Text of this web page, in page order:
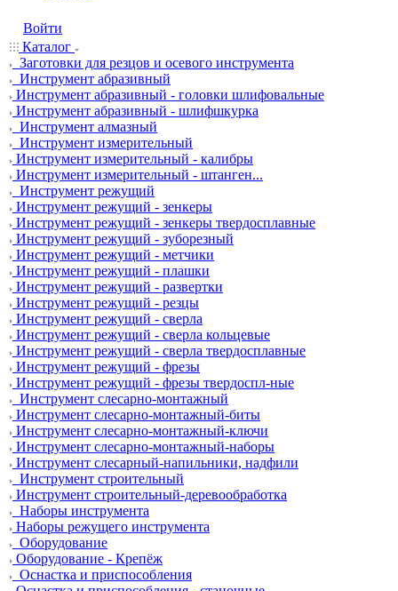
Войти
Каталог
Заготовки для резцов и осевого инструмента
Инструмент абразивный
Инструмент абразивный - головки шлифовальные
Инструмент абразивный - шлифшкурка
Инструмент алмазный
Инструмент измерительный
Инструмент измерительный - калибры
Инструмент измерительный - штанген...
Инструмент режущий
Инструмент режущий - зенкеры
Инструмент режущий - зенкеры твердосплавные
Инструмент режущий - зуборезный
Инструмент режущий - метчики
Инструмент режущий - плашки
Инструмент режущий - развертки
Инструмент режущий - резцы
Инструмент режущий - сверла
Инструмент режущий - сверла кольцевые
Инструмент режущий - сверла твердосплавные
Инструмент режущий - фрезы
Инструмент режущий - фрезы твердоспл-ные
Инструмент слесарно-монтажный
Инструмент слесарно-монтажный-биты
Инструмент слесарно-монтажный-ключи
Инструмент слесарно-монтажный-наборы
Инструмент слесарный-напильники, надфили
Инструмент строительный
Инструмент строительный-деревообработка
Наборы инструмента
Наборы режущего инструмента
Оборудование
Оборудование - Крепёж
Оснастка и приспособления